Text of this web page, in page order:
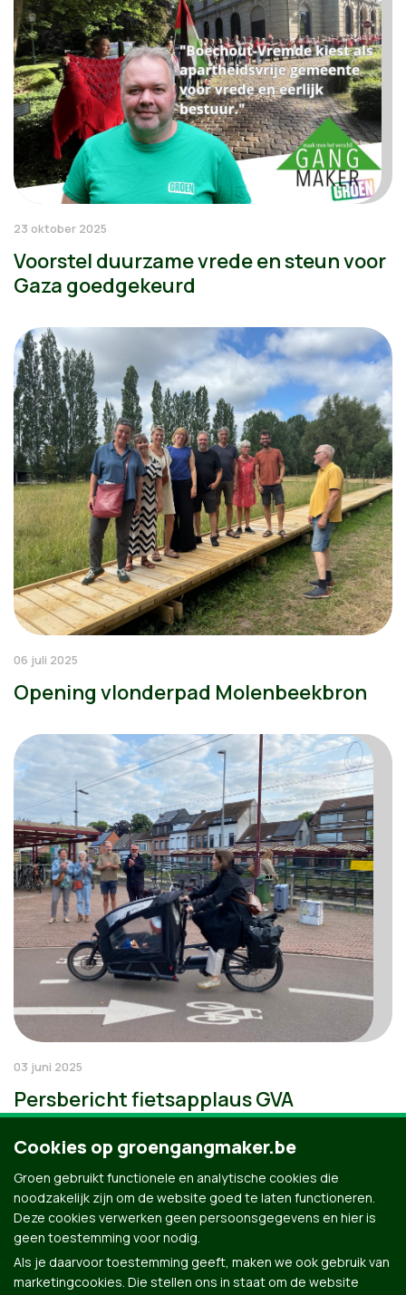
23 oktober 2025
Voorstel duurzame vrede en steun voor
Gaza goedgekeurd
06 juli 2025
Opening vlonderpad Molenbeekbron
03 juni 2025
Persbericht fietsapplaus GVA
Cookies op groengangmaker.be
Groen gebruikt functionele en analytische cookies die
noodzakelijk zijn om de website goed te laten functioneren.
Deze cookies verwerken geen persoonsgegevens en hier is
geen toestemming voor nodig.
Als je daarvoor toestemming geeft, maken we ook gebruik van
marketingcookies. Die stellen ons in staat om de website